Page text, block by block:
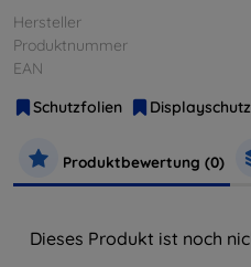
Hersteller
Produktnummer
EAN
Schutzfolien
Displayschutz
Produktbewertung (0)
Dieses Produkt ist noch